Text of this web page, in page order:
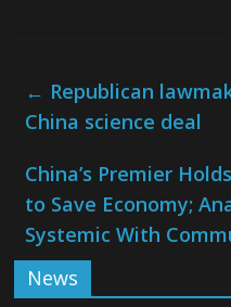
← Republican
China science deal
China’s Premier
to Save Economy;
Systemic With
News